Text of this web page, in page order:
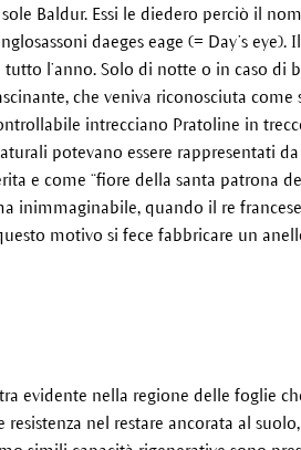
Baldur. Essi le diedero perciò il
daeges eage (= Day’s eye).
l’anno. Solo di notte o in caso di
che veniva riconosciuta come
intrecciano Pratoline in
potevano essere rappresentati
e come “fiore della santa patrona
inimmaginabile, quando il re
motivo si fece fabbricare un
evidente nella regione delle foglie
nel restare ancorata al